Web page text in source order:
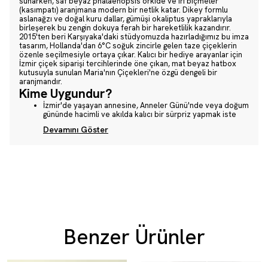
(kasımpatı) aranjmana modern bir netlik katar. Dikey formlu
aslanağzı ve doğal kuru dallar, gümüşi okaliptus yapraklarıyla
birleşerek bu zengin dokuya ferah bir hareketlilik kazandırır.
2015'ten beri Karşıyaka'daki stüdyomuzda hazırladığımız bu imza
tasarım, Hollanda'dan 6°C soğuk zincirle gelen taze çiçeklerin
özenle seçilmesiyle ortaya çıkar. Kalıcı bir hediye arayanlar için
İzmir çiçek siparişi tercihlerinde öne çıkan, mat beyaz hatbox
kutusuyla sunulan Maria'nın Çiçekleri'ne özgü dengeli bir
aranjmandır.
Kime Uygundur?
İzmir'de yaşayan annesine, Anneler Günü'nde veya doğum
gününde hacimli ve akılda kalıcı bir sürpriz yapmak iste
Devamını Göster
Benzer Ürünler